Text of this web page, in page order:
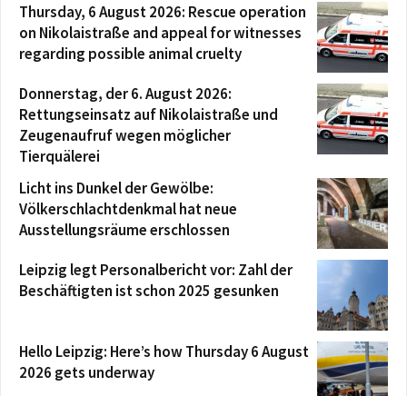
Thursday, 6 August 2026: Rescue operation
on Nikolaistraße and appeal for witnesses
regarding possible animal cruelty
Donnerstag, der 6. August 2026:
Rettungseinsatz auf Nikolaistraße und
Zeugenaufruf wegen möglicher
Tierquälerei
Licht ins Dunkel der Gewölbe:
Völkerschlachtdenkmal hat neue
Ausstellungsräume erschlossen
Leipzig legt Personalbericht vor: Zahl der
Beschäftigten ist schon 2025 gesunken
Hello Leipzig: Here’s how Thursday 6 August
2026 gets underway